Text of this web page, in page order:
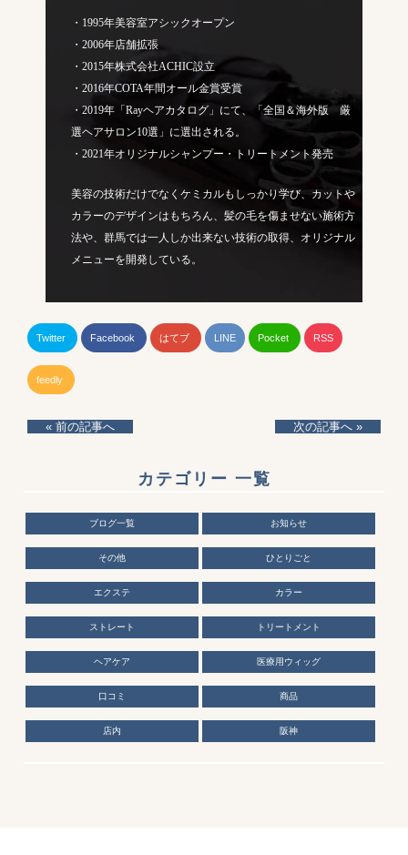
・1995年美容室アシックオープン
・2006年店舗拡張
・2015年株式会社ACHIC設立
・2016年COTA年間オール金賞受賞
・2019年「Rayヘアカタログ」にて、「全国＆海外版 厳
選ヘアサロン10選」に選出される。
・2021年オリジナルシャンプー・トリートメント発売
美容の技術だけでなくケミカルもしっかり学び、カットや
カラーのデザインはもちろん、髪の毛を傷ませない施術方
法や、群馬では一人しか出来ない技術の取得、オリジナル
メニューを開発している。
Twitter Facebook はてブ LINE Pocket RSS
feedly
« 前の記事へ 次の記事へ »
カテゴリー 一覧
ブログ一覧 お知らせ
その他 ひとりごと
エクステ カラー
ストレート トリートメント
ヘアケア 医療用ウィッグ
口コミ 商品
店内 阪神